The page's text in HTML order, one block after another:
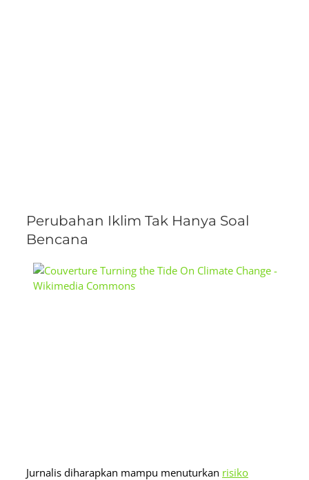
Perubahan Iklim Tak Hanya Soal
Bencana
Jurnalis diharapkan mampu menuturkan risiko